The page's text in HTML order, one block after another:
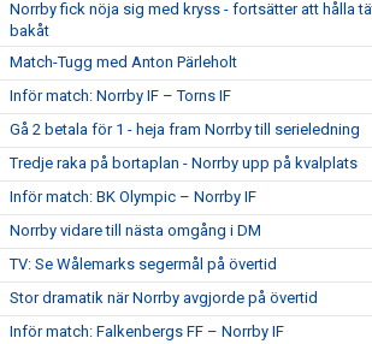
Norrby fick nöja sig med kryss - fortsätter att hålla
bakåt
Match-Tugg med Anton Pärleholt
Inför match: Norrby IF – Torns IF
Gå 2 betala för 1 - heja fram Norrby till serieledning
Tredje raka på bortaplan - Norrby upp på kvalplats
Inför match: BK Olympic – Norrby IF
Norrby vidare till nästa omgång i DM
TV: Se Wålemarks segermål på övertid
Stor dramatik när Norrby avgjorde på övertid
Inför match: Falkenbergs FF – Norrby IF